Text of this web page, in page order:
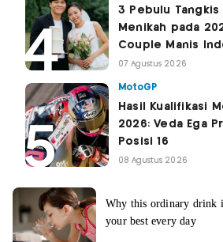
3 Pebulu Tangkis
Menikah pada
Couple Manis
07 Agustus 2026
MotoGP
Hasil Kualifikasi
2026: Veda Ega
Posisi 16
08 Agustus 2026